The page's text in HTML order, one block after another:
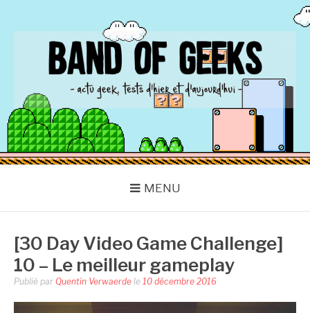
BAND OF GEEKS
Actu Geek d'hier et d'aujourd'hui
MENU
[30 Day Video Game Challenge]
10 – Le meilleur gameplay
Publié par Quentin Verwaerde le 10 décembre 2016